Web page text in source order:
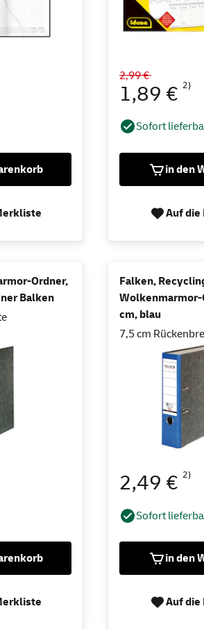
2,99 €
1,89 €2)
Sofort
in den
Auf
Ordner,
Balken
Falken,
Wolkenmarmor-
cm, blau
7,5 cm
2,49 €2)
Sofort
in den
Auf